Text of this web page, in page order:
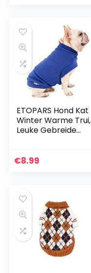
ETOPARS Hond Kat
Winter Warme Trui,
Leuke Gebreide
Lente Herfst, Pet
Sportieve Kleding
voor Puppy Kat
€8.99